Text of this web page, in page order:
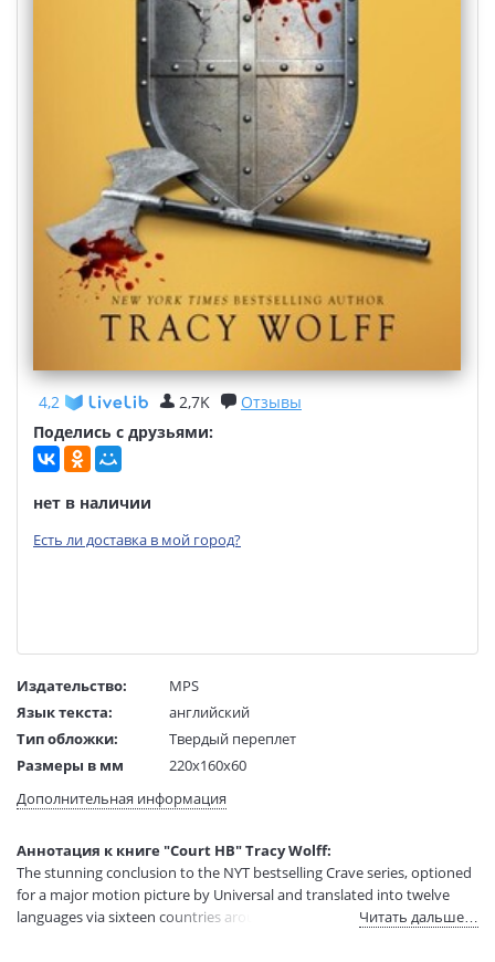
4,2 2,7K
Отзывы
Поделись с друзьями:
нет в наличии
Есть ли доставка в мой город?
Издательство:
MPS
Язык текста:
английский
Тип обложки:
Твердый переплет
Размеры в мм
220x160x60
Вес:
1 гр.
Код товара:
50062316
Артикул:
15319326
ISBN:
9781649370600
Дополнительная информация
Аннотация к книге "Court HB" Tracy Wolff:
The stunning conclusion to the NYT bestselling Crave series, optioned
for a major motion picture by Universal and translated into twelve
languages via sixteen countries around the world.
Читать дальше…